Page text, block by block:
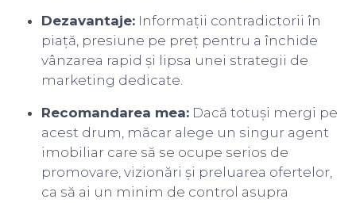
Dezavantaje: Informații contradictorii în
piață, presiune pe preț pentru a închide
vânzarea rapid și lipsa unei strategii de
marketing dedicate.
Recomandarea mea: Dacă totuși mergi pe
acest drum, măcar alege un singur agent
imobiliar care să se ocupe serios de
promovare, vizionări și preluarea ofertelor,
ca să ai un minim de control asupra